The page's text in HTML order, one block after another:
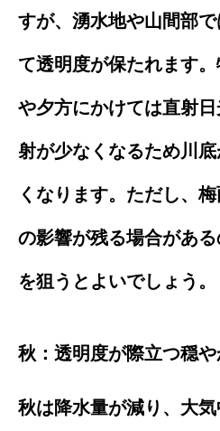
すが、湧水地や山間部
て透明度が保たれます
や夕方にかけては直射
射が少なくなるため川
くなります。ただし、
の影響が残る場合があ
を狙うとよいでしょう。
秋：透明度が際立つ穏
秋は降水量が減り、大